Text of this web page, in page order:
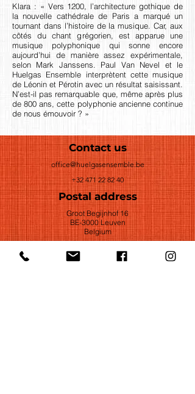
Klara : « Vers 1200, l’architecture gothique de
la nouvelle cathédrale de Paris a marqué un
tournant dans l’histoire de la musique. Car, aux
côtés du chant grégorien, est apparue une
musique polyphonique qui sonne encore
aujourd’hui de manière assez expérimentale,
selon Mark Janssens. Paul Van Nevel et le
Huelgas Ensemble interprètent cette musique
de Léonin et Pérotin avec un résultat saisissant.
N’est-il pas remarquable que, même après plus
de 800 ans, cette polyphonie ancienne continue
de nous émouvoir ? »
Contact us
office@huelgasensemble.be
+32 471 22 82 40
Postal address
Groot Begijnhof 16
BE-3000 Leuven
Belgium